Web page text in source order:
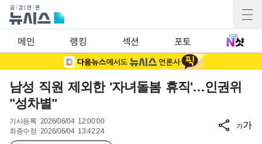
메인 랭킹 섹션 포토
남성 직원 제외한 '자녀돌봄 휴직'…인권위
"성차별"
기사등록 2026/06/04 12:00:00
최종수정 2026/06/04 13:42:24
가가